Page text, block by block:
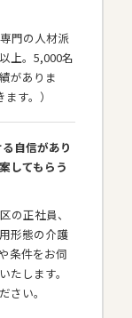
門の人材派
上。5,000名
がありま
す。）
自信があり
してもらう
の正社員、
形態の介護
条件をお伺
たします。
さい。